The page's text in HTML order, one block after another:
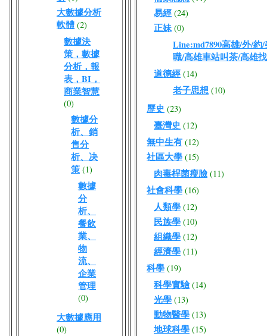
大數據分析
軟體 (2)
數據決
策，數據
分析，報
表，BI，
商業智慧
(0)
數據分
析、銷
售分
析、决
策 (1)
數據
分
析、
餐飲
業、
物
流、
企業
管理
(0)
大數據應用
(0)
易經 (24)
正妹 (0)
Line:md7890高雄/外/
職/高雄車站叫茶/高雄
道德經 (14)
老子思想 (10)
歷史 (23)
臺灣史 (12)
無中生有 (12)
社區大學 (15)
肉毒桿菌瘦臉 (11)
社會科學 (16)
人類學 (12)
民族學 (10)
組織學 (12)
經濟學 (11)
科學 (19)
科學實驗 (14)
光學 (13)
動物醫學 (13)
地球科學 (15)